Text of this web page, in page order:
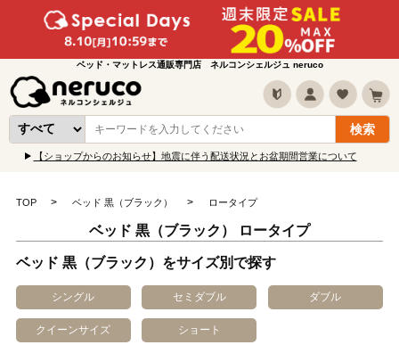
ベッド・マットレス通販専門店 ネルコンシェルジュ neruco
【ショップからのお知らせ】地震に伴う配送状況とお盆期間営業について
TOP ベッド 黒（ブラック） ロータイプ
ベッド 黒（ブラック） ロータイプ
ベッド 黒（ブラック）をサイズ別で探す
シングル セミダブル ダブル
クイーンサイズ ショート